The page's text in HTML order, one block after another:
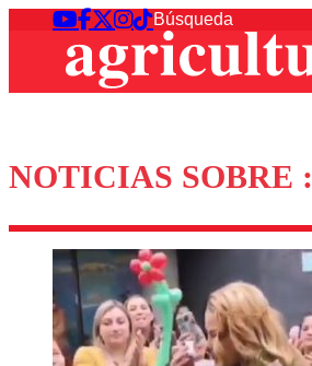
NOTICIAS SOBRE :